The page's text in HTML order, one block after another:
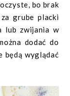
bo brak
grube placki
lub zwijania w
dodać do
będą wyglądać